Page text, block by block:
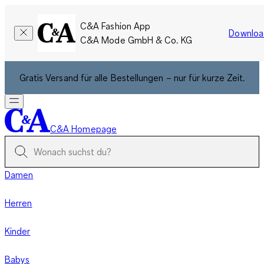
C&A Fashion App
C&A Mode GmbH & Co. KG
Gratis Versand für alle Bestellungen – nur für kurze Zeit.
C&A Homepage
Damen
Herren
Kinder
Babys